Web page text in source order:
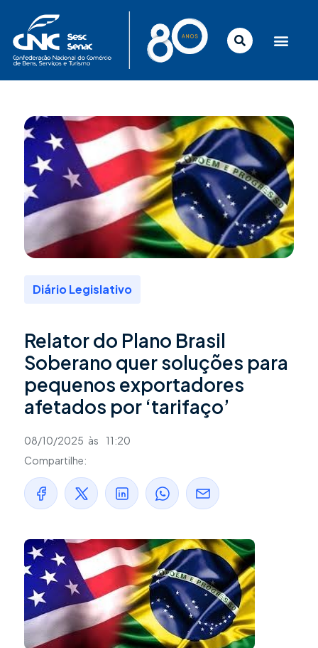
conteúdo
Diário Legislativo
Relator do Plano Brasil
Soberano quer soluções para
pequenos exportadores
afetados por ‘tarifaço’
08/10/2025 às
11:20
Compartilhe: